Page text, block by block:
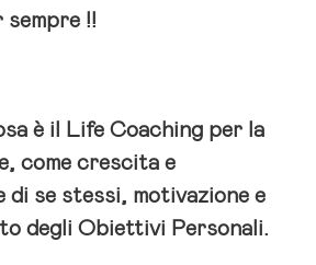
!!
è il Life Coaching per la
come crescita e
di se stessi, motivazione e
degli Obiettivi Personali.